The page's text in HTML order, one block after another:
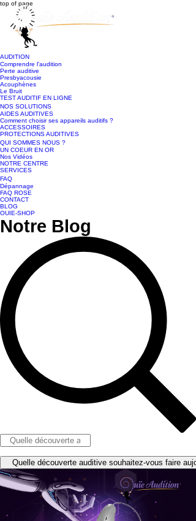
top of page
AUDITION
Comprendre l'audition
Perte auditive
Presbyacousie
Acouphènes
Le Bruit
TEST AUDITIF EN LIGNE
NOS SOLUTIONS
AIDES AUDITIVES
Comment choisir ses appareils auditifs ?
ACCESSOIRES
PROTECTIONS AUDITIVES
QUI SOMMES NOUS ?
UN COEUR EN OR
Nos Vidéos
NOTRE CENTRE
SERVICES
FAQ
Dépannage
FAQ ROSE
CONTACT
BLOG
OUIE-SHOP
Notre Blog